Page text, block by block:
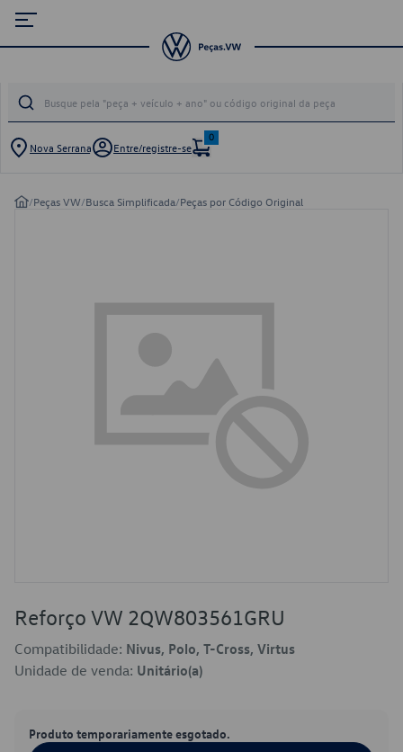
Nova Serrana Entre/registre-se
0
/Peças VW/Busca Simplificada/Peças por Código Original
Reforço VW 2QW803561GRU
Compatibilidade: Nivus, Polo, T-Cross, Virtus
Unidade de venda: Unitário(a)
Produto temporariamente esgotado.